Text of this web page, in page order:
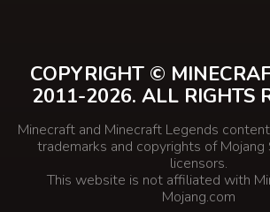
COPYRIGHT ©
2011-2026. ALL RIGHTS
Minecraft and Minecraft Legends
trademarks and copyrights of Mojang
licensors.
This website is not affiliated with
Mojang.com